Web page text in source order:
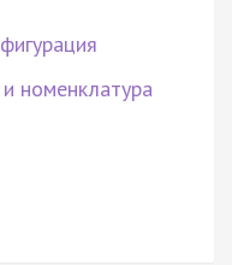
номенклатура